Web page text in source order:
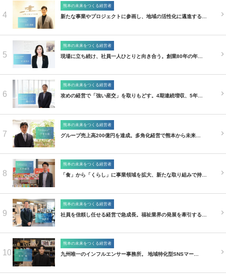
4
熊本の未来をつくる経営者
新たな事業やプロジェクトに参画し、地域の活性化に邁進する…
5
熊本の未来をつくる経営者
現場に立ち続け、社員一人ひとりと向き合う。創業80年の年…
6
熊本の未来をつくる経営者
攻めの経営で「強い産交」を取りもどす。4期連続増収、5年…
7
熊本の未来をつくる経営者
グループ売上高200億円を達成。多角化経営で熊本から未来…
8
熊本の未来をつくる経営者
「食」から「くらし」に事業領域を拡大、新たな取り組みで持…
9
熊本の未来をつくる経営者
社員を信頼し任せる経営で急成長。福祉業界の発展を牽引する…
10
熊本の未来をつくる経営者
九州唯一のインフルエンサー事務所。 地域特化型SNSマー…